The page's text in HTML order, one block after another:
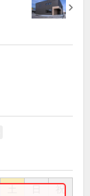
祝